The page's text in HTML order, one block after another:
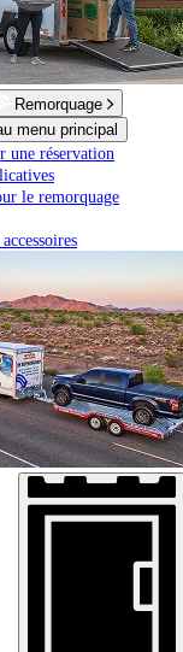
Remorquage
menu principal
une réservation
le remorquage